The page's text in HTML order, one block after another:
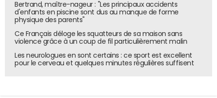
Bertrand, maître-nageur : "Les principaux accidents
d'enfants en piscine sont dus au manque de forme
physique des parents"
Ce Français déloge les squatteurs de sa maison sans
violence grâce à un coup de fil particulièrement malin
Les neurologues en sont certains : ce sport est excellent
pour le cerveau et quelques minutes régulières suffisent